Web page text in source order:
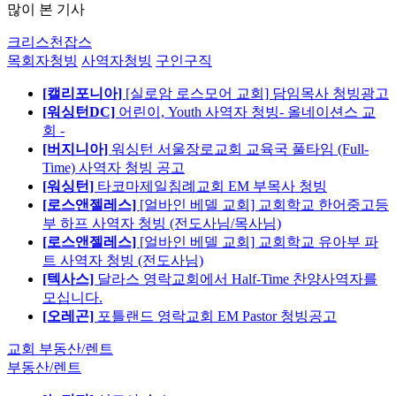
많이 본 기사
크리스천잡스
목회자청빙 사역자청빙 구인구직
[캘리포니아] [실로암 로스모어 교회] 담임목사 청빙광고
[워싱턴DC] 어린이, Youth 사역자 청빙- 올네이션스 교
회 -
[버지니아] 워싱턴 서울장로교회 교육국 풀타임 (Full-
Time) 사역자 청빙 공고
[워싱턴] 타코마제일침례교회 EM 부목사 청빙
[로스앤젤레스] [얼바인 베델 교회] 교회학교 한어중고등
부 하프 사역자 청빙 (전도사님/목사님)
[로스앤젤레스] [얼바인 베델 교회] 교회학교 유아부 파
트 사역자 청빙 (전도사님)
[텍사스] 달라스 영락교회에서 Half-Time 찬양사역자를
모십니다.
[오레곤] 포틀랜드 영락교회 EM Pastor 청빙공고
교회 부동산/렌트
부동산/렌트